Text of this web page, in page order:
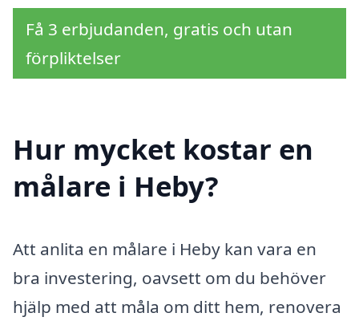
Få 3 erbjudanden, gratis och utan
förpliktelser
Hur mycket kostar en
målare i Heby?
Att anlita en målare i Heby kan vara en
bra investering, oavsett om du behöver
hjälp med att måla om ditt hem, renovera